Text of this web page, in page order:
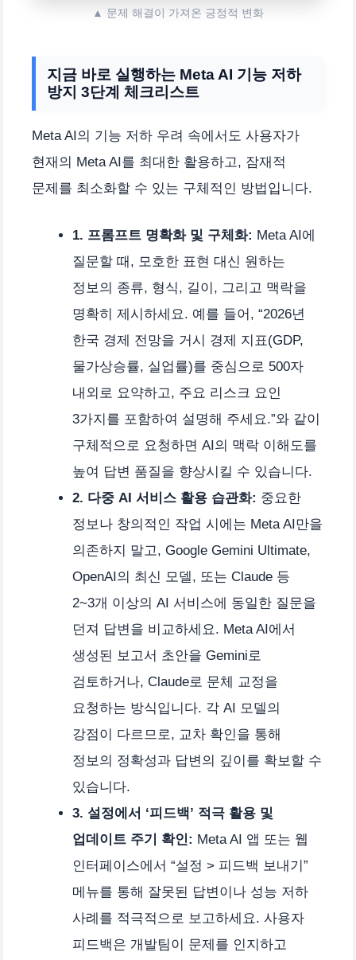
▲ 문제 해결이 가져온 긍정적 변화
지금 바로 실행하는 Meta AI 기능 저하
방지 3단계 체크리스트
Meta AI의 기능 저하 우려 속에서도 사용자가
현재의 Meta AI를 최대한 활용하고, 잠재적
문제를 최소화할 수 있는 구체적인 방법입니다.
1. 프롬프트 명확화 및 구체화: Meta AI에
질문할 때, 모호한 표현 대신 원하는
정보의 종류, 형식, 길이, 그리고 맥락을
명확히 제시하세요. 예를 들어, “2026년
한국 경제 전망을 거시 경제 지표(GDP,
물가상승률, 실업률)를 중심으로 500자
내외로 요약하고, 주요 리스크 요인
3가지를 포함하여 설명해 주세요.”와 같이
구체적으로 요청하면 AI의 맥락 이해도를
높여 답변 품질을 향상시킬 수 있습니다.
2. 다중 AI 서비스 활용 습관화: 중요한
정보나 창의적인 작업 시에는 Meta AI만을
의존하지 말고, Google Gemini Ultimate,
OpenAI의 최신 모델, 또는 Claude 등
2~3개 이상의 AI 서비스에 동일한 질문을
던져 답변을 비교하세요. Meta AI에서
생성된 보고서 초안을 Gemini로
검토하거나, Claude로 문체 교정을
요청하는 방식입니다. 각 AI 모델의
강점이 다르므로, 교차 확인을 통해
정보의 정확성과 답변의 깊이를 확보할 수
있습니다.
3. 설정에서 ‘피드백’ 적극 활용 및
업데이트 주기 확인: Meta AI 앱 또는 웹
인터페이스에서 “설정 > 피드백 보내기”
메뉴를 통해 잘못된 답변이나 성능 저하
사례를 적극적으로 보고하세요. 사용자
피드백은 개발팀이 문제를 인지하고